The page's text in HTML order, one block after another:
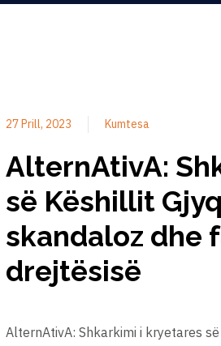
27 Prill, 2023 Kumtesa
AlternAtivA:
së Këshillit
skandaloz dhe
drejtësisë
AlternAtivA: Shkarkimi i kryetares